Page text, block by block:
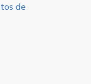
de